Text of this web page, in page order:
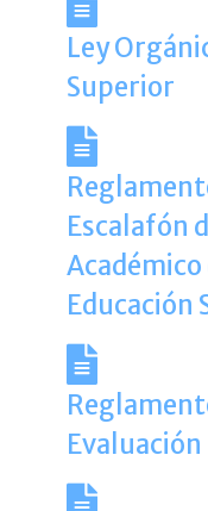
Ley
Superior
Escalafón
Académico
Educación